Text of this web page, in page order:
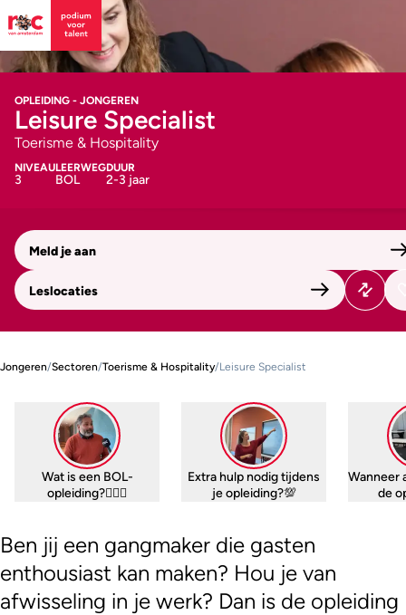
OPLEIDING - JONGEREN
Leisure Specialist
Toerisme & Hospitality
NIVEAU
3
LEERWEG
BOL
DUUR
2-3 jaar
Meld je aan
Leslocaties
Jongeren/Sectoren/Toerisme & Hospitality/Leisure Specialist
Wat is een BOL-
opleiding?🤷🏼‍♀️
Extra hulp nodig tijdens
je opleiding?💯
Wanneer
de
Ben jij een gangmaker die gasten
enthousiast kan maken? Hou je van
afwisseling in je werk? Dan is de opleiding